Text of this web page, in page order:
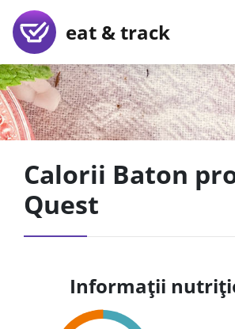
eat & track
Calorii Baton
Quest
Informații